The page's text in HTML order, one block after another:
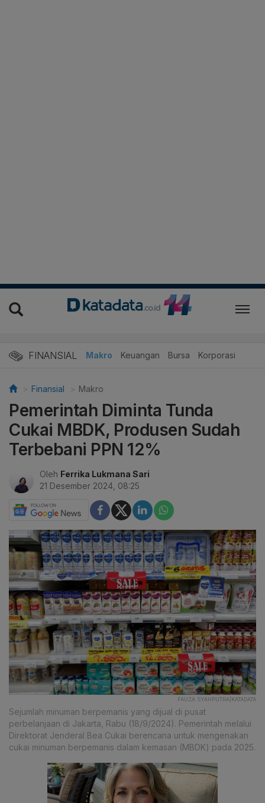
FINANSIAL Makro Keuangan Bursa Korporasi
Finansial Makro
Pemerintah Diminta Tunda
Cukai MBDK, Produsen Sudah
Terbebani PPN 12%
Oleh Ferrika Lukmana Sari
21 Desember 2024, 08:25
FAUZA SYAHPUTRA|KATADATA
Sejumlah minuman berpemanis yang dijual di pusat
perbelanjaan di Jakarta, Rabu (18/9/2024). Pemerintah melalui
Direktorat Jenderal Bea Cukai berencana untuk mengenakan
cukai minuman berpemanis dalam kemasan (MBDK) pada 2025.